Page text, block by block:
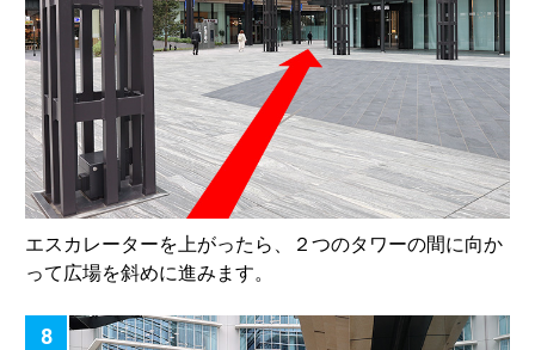
エスカレーターを上がったら、２つのタワーの間に向か
って広場を斜めに進みます。
8